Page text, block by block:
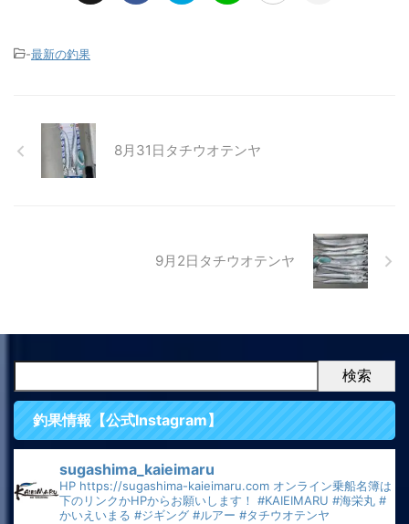
-最新の釣果
8月31日タチウオテンヤ
9月2日タチウオテンヤ
検索
釣果情報【公式Instagram】
sugashima_kaieimaru
HP https://sugashima-kaieimaru.com オンライン乗船名簿は
下のリンクかHPからお願いします！ #KAIEIMARU #海栄丸 #
かいえいまる #ジギング #ルアー #タチウオテンヤ